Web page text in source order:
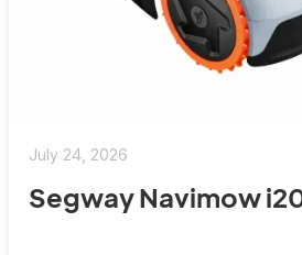
July 24, 2026
Segway Navimow